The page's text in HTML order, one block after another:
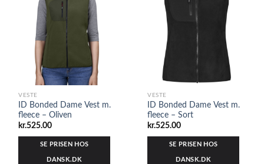
VESTE
ID Bonded Dame Vest m.
fleece – Oliven
kr.525.00
SE PRISEN HOS
DANSK.DK
VESTE
ID Bonded Dame Vest m.
fleece – Sort
kr.525.00
SE PRISEN HOS
DANSK.DK